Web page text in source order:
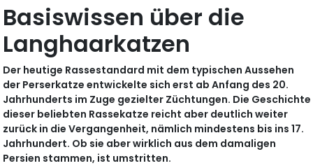
Basiswissen über die
Langhaarkatzen
Der heutige Rassestandard mit dem typischen Aussehen
der Perserkatze entwickelte sich erst ab Anfang des 20.
Jahrhunderts im Zuge gezielter Züchtungen. Die Geschichte
dieser beliebten Rassekatze reicht aber deutlich weiter
zurück in die Vergangenheit, nämlich mindestens bis ins 17.
Jahrhundert. Ob sie aber wirklich aus dem damaligen
Persien stammen, ist umstritten.